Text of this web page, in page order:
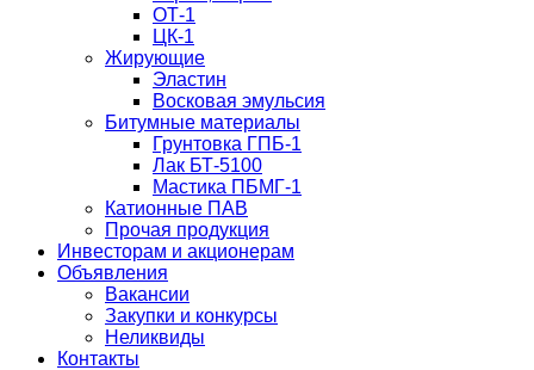
ОТ-1
ЦК-1
Жирующие
Эластин
Восковая эмульсия
Битумные материалы
Грунтовка ГПБ-1
Лак БТ-5100
Мастика ПБМГ-1
Катионные ПАВ
Прочая продукция
Инвесторам и акционерам
Объявления
Вакансии
Закупки и конкурсы
Неликвиды
Контакты